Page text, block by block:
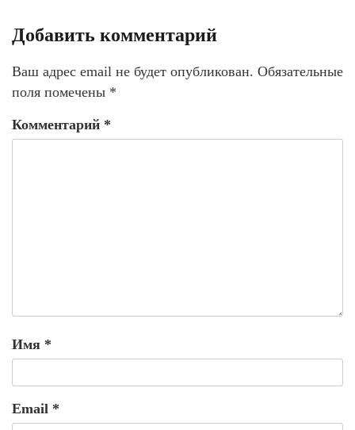
Добавить комментарий
Ваш адрес email не будет опубликован. Обязательные
поля помечены *
Комментарий *
Имя *
Email *